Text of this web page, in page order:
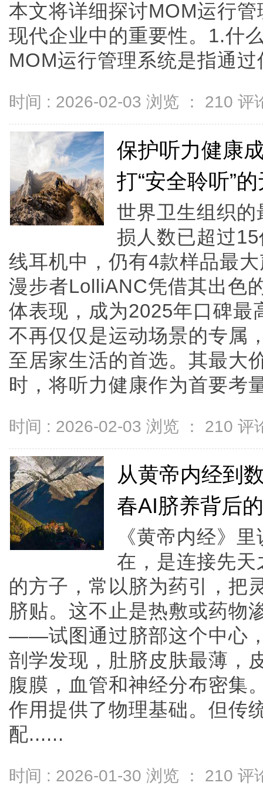
本文将详细探讨MOM运行
现代企业中的重要性。1.什
MOM运行管理系统是指通
时间 : 2026-02-03 浏览 ： 210 评
保护听力健康
打“安全聆听”
世界卫生组织
损人数已超过
线耳机中，仍有4款样品最
漫步者LolliANC凭借其出色
体表现，成为2025年口碑最
不再仅仅是运动场景的专属
至居家生活的首选。其最大
时，将听力健康作为首要考
时间 : 2026-02-03 浏览 ： 210 评
从黄帝内经到
春AI脐养背后
《黄帝内经》
在，是连接先
的方子，常以脐为药引，把
脐贴。这不止是热敷或药物
——试图通过脐部这个中心
剖学发现，肚脐皮肤最薄，
腹膜，血管和神经分布密集
作用提供了物理基础。但传
配......
时间 : 2026-01-30 浏览 ： 210 评